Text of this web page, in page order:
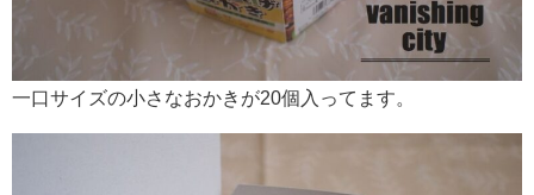
一口サイズの小さなおかきが20個入ってます。